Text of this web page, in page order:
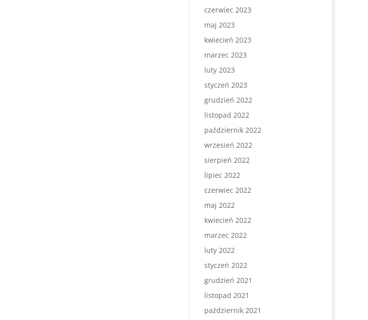
czerwiec 2023
maj 2023
kwiecień 2023
marzec 2023
luty 2023
styczeń 2023
grudzień 2022
listopad 2022
październik 2022
wrzesień 2022
sierpień 2022
lipiec 2022
czerwiec 2022
maj 2022
kwiecień 2022
marzec 2022
luty 2022
styczeń 2022
grudzień 2021
listopad 2021
październik 2021